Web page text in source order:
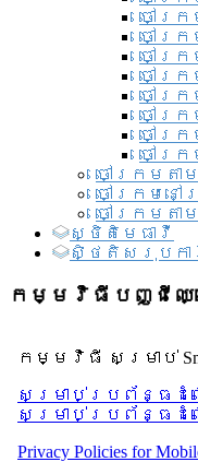
ចៅក្រ
ចៅក្រ
ចៅក្រ
ចៅក្រ
ចៅក្រ
ចៅក្
ចៅក្
ចៅក្រ
ចៅក្រមតា
ចៅក្រមន
ចៅក្រមតា
ស្ថិតិមេធាវី
សិ្ថតិសរុបកា
កម្មវិធីបញ្ជីឈ្មោ
កម្មវិធី សម្រាប់
សម្រាប់​ប្រព័ន្ធដំណើ
សម្រាប់​ប្រព័ន្ធដំណើ
Privacy Policies for